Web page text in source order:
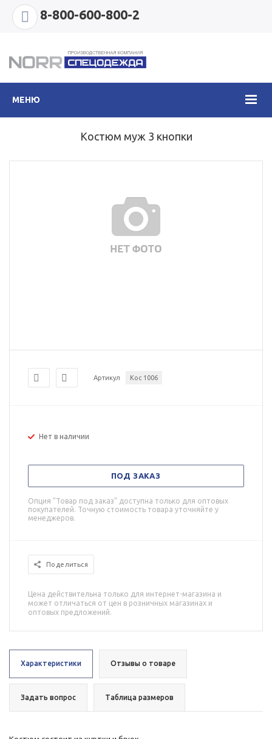
8-800-600-800-2
МЕНЮ
Костюм муж 3 кнопки
Артикул Кос 1006
Нет в наличии
ПОД ЗАКАЗ
Опция "Товар под заказ" доступна только для оптовых
покупателей. Точную стоимость товара уточняйте у
менеджеров.
Поделиться
Цена действительна только для интернет-магазина и
может отличаться от цен в розничных магазинах и
оптовых предложений.
Характеристики Отзывы о товаре
Задать вопрос Таблица размеров